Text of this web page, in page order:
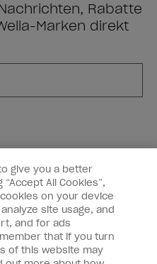
Rabatte
Marken direkt
give you a better
All Cookies”,
on your device
site usage, and
and for ads
that if you turn
of this website may